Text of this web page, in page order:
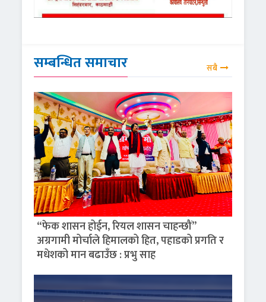
सम्बन्धित समाचार सबै
“फेक शासन होईन, रियल शासन चाहन्छौं”
अग्रगामी मोर्चाले हिमालको हित, पहाडको प्रगति र
मधेशको मान बढाउँछ : प्रभु साह